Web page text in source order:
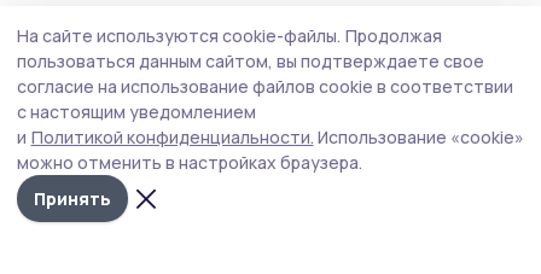
На сайте используются cookie-файлы. Продолжая
пользоваться данным сайтом, вы подтверждаете свое
согласие на использование файлов cookie в соответствии
с настоящим уведомлением
и Политикой конфиденциальности. Использование «cookie»
можно отменить в настройках браузера.
Принять